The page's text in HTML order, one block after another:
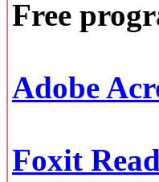
Free
Adobe
Foxit